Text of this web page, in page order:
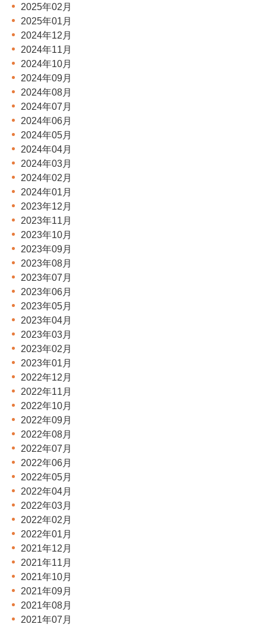
2025年02月
2025年01月
2024年12月
2024年11月
2024年10月
2024年09月
2024年08月
2024年07月
2024年06月
2024年05月
2024年04月
2024年03月
2024年02月
2024年01月
2023年12月
2023年11月
2023年10月
2023年09月
2023年08月
2023年07月
2023年06月
2023年05月
2023年04月
2023年03月
2023年02月
2023年01月
2022年12月
2022年11月
2022年10月
2022年09月
2022年08月
2022年07月
2022年06月
2022年05月
2022年04月
2022年03月
2022年02月
2022年01月
2021年12月
2021年11月
2021年10月
2021年09月
2021年08月
2021年07月